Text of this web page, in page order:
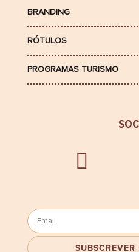
BRANDING
RÓTULOS
PROGRAMAS TURISMO